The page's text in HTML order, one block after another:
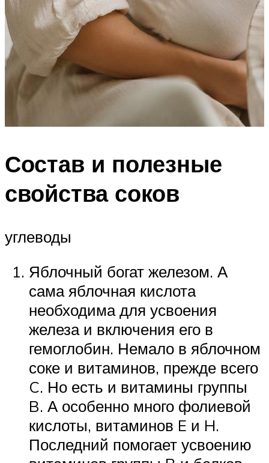
Состав и полезные
свойства соков
углеводы
Яблочный богат железом. А
сама яблочная кислота
необходима для усвоения
железа и включения его в
гемоглобин. Немало в яблочном
соке и витаминов, прежде всего
C. Но есть и витамины группы
B. А особенно много фолиевой
кислоты, витаминов E и H.
Последний помогает усвоению